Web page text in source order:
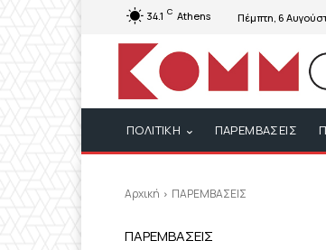
34.1 C Athens Πέμπτη, 6
ΠΟΛΙΤΙΚΗ ΠΑΡΕΜΒΑΣΕΙΣ
Αρχική ΠΑΡΕΜΒΑΣΕΙΣ
ΠΑΡΕΜΒΑΣΕΙΣ